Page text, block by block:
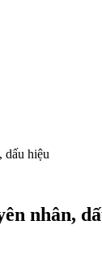
dấu hiệu
nhân,